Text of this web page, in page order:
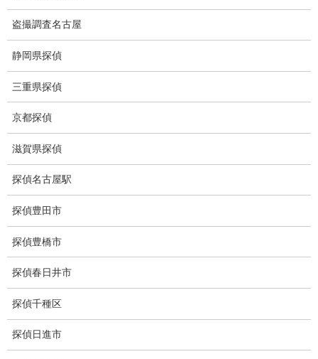
待ち伏せ
集団ストーカー
GPS発見調査
盗難車両調査
盗撮犯防止対策調査
痴漢防止対策調査
下着窃盗犯防止対策調査
人探し
失踪・家出調査
盗撮調査名古屋
静岡県探偵
三重県探偵
京都探偵
滋賀県探偵
探偵名古屋駅
探偵豊田市
探偵豊橋市
探偵春日井市
探偵千種区
探偵日進市